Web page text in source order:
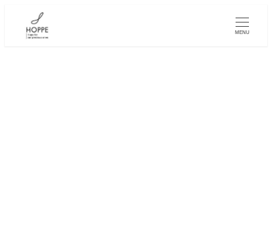
MENU